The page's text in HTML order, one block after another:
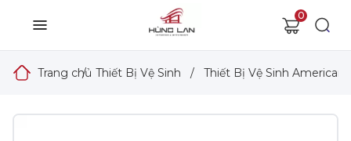
0
Trang chủ
/ Thiết Bị Vệ Sinh / Thiết Bị Vệ Sinh American